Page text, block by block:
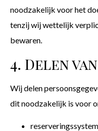
noodzakelijk voor het
tenzij wij wettelijk
bewaren.
4. Delen
Wij delen
dit noodzakelijk is voor